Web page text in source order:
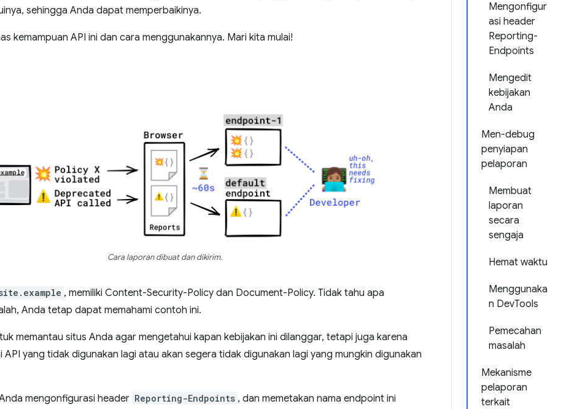
Mengonfigur
asi header
Reporting-
Endpoints
Mengedit
kebijakan
Anda
Men-debug
penyiapan
pelaporan
Membuat
laporan
secara
sengaja
Hemat waktu
Menggunaka
n DevTools
Pemecahan
masalah
Mekanisme
pelaporan
terkait
sehingga Anda dapat memperbaikinya.
kemampuan API ini dan cara menggunakannya. Mari kita mulai!
Cara laporan dibuat dan dikirim.
, memiliki Content-Security-Policy dan Document-Policy. Tidak tahu apa
Anda tetap dapat memahami contoh ini.
memantau situs Anda agar mengetahui kapan kebijakan ini dilanggar, tetapi juga karena
API yang tidak digunakan lagi atau akan segera tidak digunakan lagi yang mungkin digunakan
mengonfigurasi header Reporting-Endpoints , dan memetakan nama endpoint ini